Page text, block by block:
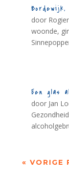
door
woonde,
Een glas
door Jan
« VORIGE